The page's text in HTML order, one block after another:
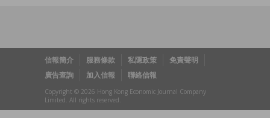
信報簡介 服務條款 私隱政策
免責聲明
廣告查詢
加入信報 聯絡信報
Copyright © 2026 Hong Kong Economic Journal Company
Limited. All rights reserved.